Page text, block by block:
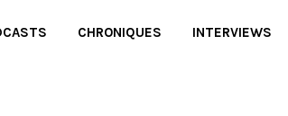
CHRONIQUES INTERVIEWS